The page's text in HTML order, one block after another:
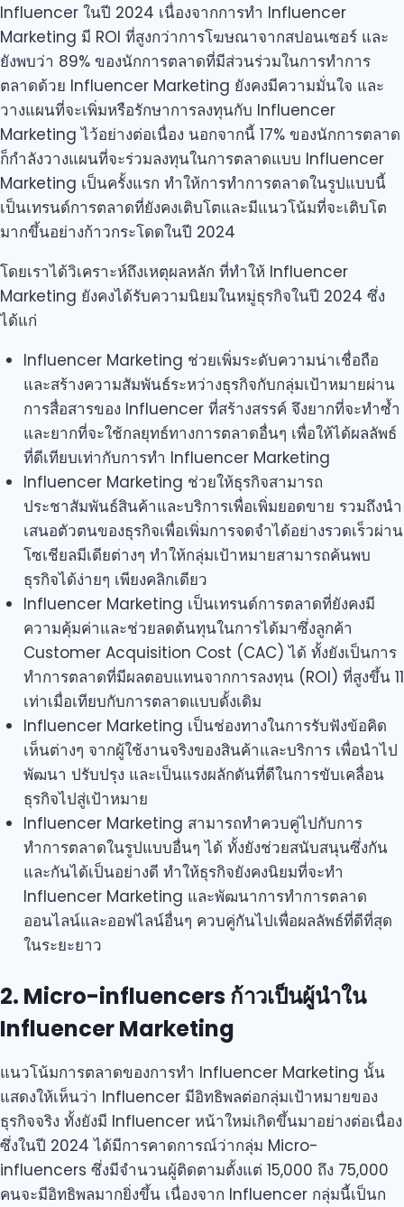
Influencer ในปี 2024 เนื่องจากการทำ Influencer
Marketing มี ROI ที่สูงกว่าการโฆษณาจากสปอนเซอร์ และ
ยังพบว่า 89% ของนักการตลาดที่มีส่วนร่วมในการทำการ
ตลาดด้วย Influencer Marketing ยังคงมีความมั่นใจ และ
วางแผนที่จะเพิ่มหรือรักษาการลงทุนกับ Influencer
Marketing ไว้อย่างต่อเนื่อง นอกจากนี้ 17% ของนักการตลาด
ก็กำลังวางแผนที่จะร่วมลงทุนในการตลาดแบบ Influencer
Marketing เป็นครั้งแรก ทำให้การทำการตลาดในรูปแบบนี้
เป็นเทรนด์การตลาดที่ยังคงเติบโตและมีแนวโน้มที่จะเติบโต
มากขึ้นอย่างก้าวกระโดดในปี 2024
โดยเราได้วิเคราะห์ถึงเหตุผลหลัก ที่ทำให้ Influencer
Marketing ยังคงได้รับความนิยมในหมู่ธุรกิจในปี 2024 ซึ่ง
ได้แก่
Influencer Marketing ช่วยเพิ่มระดับความน่าเชื่อถือ
และสร้างความสัมพันธ์ระหว่างธุรกิจกับกลุ่มเป้าหมายผ่าน
การสื่อสารของ Influencer ที่สร้างสรรค์ จึงยากที่จะทำซ้ำ
และยากที่จะใช้กลยุทธ์ทางการตลาดอื่นๆ เพื่อให้ได้ผลลัพธ์
ที่ดีเทียบเท่ากับการทำ Influencer Marketing
Influencer Marketing ช่วยให้ธุรกิจสามารถ
ประชาสัมพันธ์สินค้าและบริการเพื่อเพิ่มยอดขาย รวมถึงนำ
เสนอตัวตนของธุรกิจเพื่อเพิ่มการจดจำได้อย่างรวดเร็วผ่าน
โซเชียลมีเดียต่างๆ ทำให้กลุ่มเป้าหมายสามารถค้นพบ
ธุรกิจได้ง่ายๆ เพียงคลิกเดียว
Influencer Marketing เป็นเทรนด์การตลาดที่ยังคงมี
ความคุ้มค่าและช่วยลดต้นทุนในการได้มาซึ่งลูกค้า
Customer Acquisition Cost (CAC) ได้ ทั้งยังเป็นการ
ทำการตลาดที่มีผลตอบแทนจากการลงทุน (ROI) ที่สูงขึ้น 11
เท่าเมื่อเทียบกับการตลาดแบบดั้งเดิม
Influencer Marketing เป็นช่องทางในการรับฟังข้อคิด
เห็นต่างๆ จากผู้ใช้งานจริงของสินค้าและบริการ เพื่อนำไป
พัฒนา ปรับปรุง และเป็นแรงผลักดันที่ดีในการขับเคลื่อน
ธุรกิจไปสู่เป้าหมาย
Influencer Marketing สามารถทำควบคู่ไปกับการ
ทำการตลาดในรูปแบบอื่นๆ ได้ ทั้งยังช่วยสนับสนุนซึ่งกัน
และกันได้เป็นอย่างดี ทำให้ธุรกิจยังคงนิยมที่จะทำ
Influencer Marketing และพัฒนาการทำการตลาด
ออนไลน์และออฟไลน์อื่นๆ ควบคู่กันไปเพื่อผลลัพธ์ที่ดีที่สุด
ในระยะยาว
2. Micro-influencers ก้าวเป็นผู้นำใน
Influencer Marketing
แนวโน้มการตลาดของการทำ Influencer Marketing นั้น
แสดงให้เห็นว่า Influencer มีอิทธิพลต่อกลุ่มเป้าหมายของ
ธุรกิจจริง ทั้งยังมี Influencer หน้าใหม่เกิดขึ้นมาอย่างต่อเนื่อง
ซึ่งในปี 2024 ได้มีการคาดการณ์ว่ากลุ่ม Micro-
influencers ซึ่งมีจำนวนผู้ติดตามตั้งแต่ 15,000 ถึง 75,000
คนจะมีอิทธิพลมากยิ่งขึ้น เนื่องจาก Influencer กลุ่มนี้เป็นก